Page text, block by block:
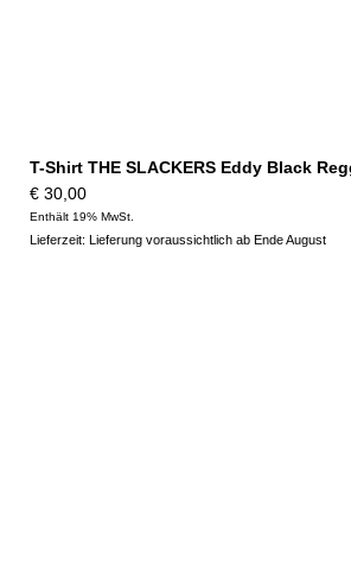
T-Shirt THE SLACKERS Eddy Black
€30,00
Enthält 19% MwSt.
Lieferzeit: Lieferung voraussichtlich ab Ende August